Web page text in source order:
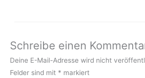
Schreibe einen
Deine E-Mail-Adresse wird nicht
Felder sind mit * markiert